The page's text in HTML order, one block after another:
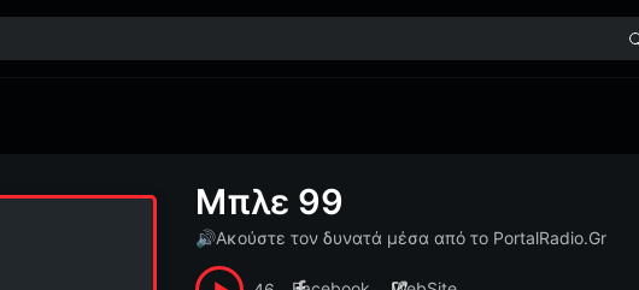
Μπλε 99
🔊Ακούστε τον δυνατά μέσα από το PortalRadio.Gr